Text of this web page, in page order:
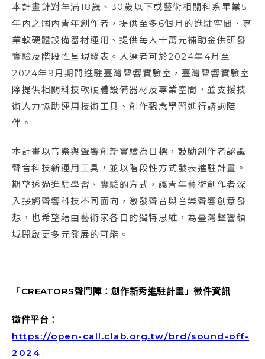
本計畫針對年滿18歲、30歲以下或藝術相關科系畢業5
年內之國內青年創作者，提供至多6個月的進駐空間、專
業軟硬體設備器材運用、提供每人十萬元補助金供研發
實驗及階段性呈現發表。入選者可於2024年4月至
2024年9月期間進駐臺灣聲響實驗室，臺灣聲響實驗室
除提供相關科技軟硬體設備器材及專業空間，並支援技
術人力協助運用技術工具、創作觀念學習進行諮詢陪
伴。
本計畫以音樂與聲響創新實驗為目標，鼓勵創作者認識
聲音科技新運用工具，並以階段性方式發表進駐計畫。
期望透過進駐學習、實驗的方式，讓青年藝術創作者深
入接觸聲響科技不同面向，激發聲音與音樂聲響創意發
想，也希望藉由藝術家各自的獨特思維，為臺灣聲響領
域開啟更多元發展的可能。
「CREATORS聲鬥陣：創作新秀進駐計畫」徵件資訊
徵件平台：
https://open-call.clab.org.tw/brd/sound-off-
2024